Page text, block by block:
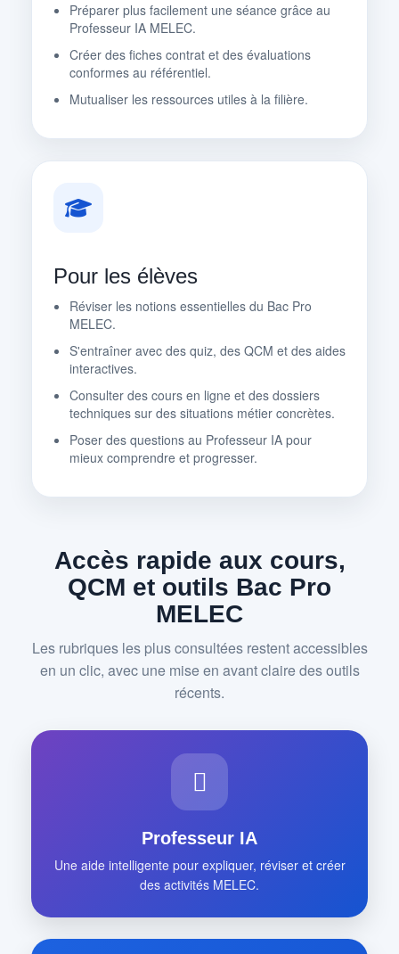
Préparer plus facilement une séance grâce au
Professeur IA MELEC.
Créer des fiches contrat et des évaluations
conformes au référentiel.
Mutualiser les ressources utiles à la filière.
Pour les élèves
Réviser les notions essentielles du Bac Pro
MELEC.
S'entraîner avec des quiz, des QCM et des aides
interactives.
Consulter des cours en ligne et des dossiers
techniques sur des situations métier concrètes.
Poser des questions au Professeur IA pour
mieux comprendre et progresser.
Accès rapide aux cours,
QCM et outils Bac Pro
MELEC
Les rubriques les plus consultées restent accessibles
en un clic, avec une mise en avant claire des outils
récents.
Professeur IA
Une aide intelligente pour expliquer, réviser et créer
des activités MELEC.